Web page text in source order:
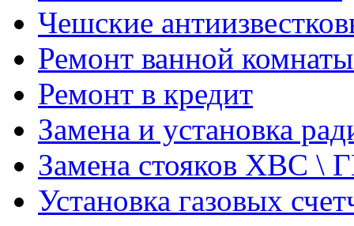
Чешские
Ремонт ванной
Ремонт в кредит
Замена и установка
Замена стояков ХВС \
Установка газовых